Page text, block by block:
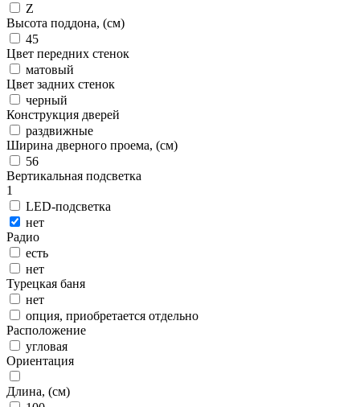
Z
Высота поддона, (см)
45
Цвет передних стенок
матовый
Цвет задних стенок
черный
Конструкция дверей
раздвижные
Ширина дверного проема, (см)
56
Вертикальная подсветка
1
LED-подсветка
нет
Радио
есть
нет
Турецкая баня
нет
опция, приобретается отдельно
Расположение
угловая
Ориентация
Длина, (см)